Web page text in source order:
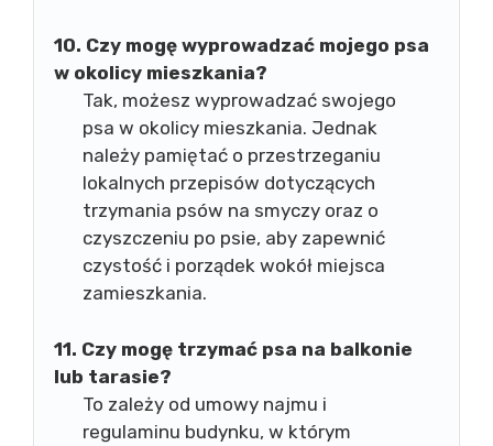
10. Czy mogę wyprowadzać mojego psa
w okolicy mieszkania?
Tak, możesz wyprowadzać swojego
psa w okolicy mieszkania. Jednak
należy pamiętać o przestrzeganiu
lokalnych przepisów dotyczących
trzymania psów na smyczy oraz o
czyszczeniu po psie, aby zapewnić
czystość i porządek wokół miejsca
zamieszkania.
11. Czy mogę trzymać psa na balkonie
lub tarasie?
To zależy od umowy najmu i
regulaminu budynku, w którym